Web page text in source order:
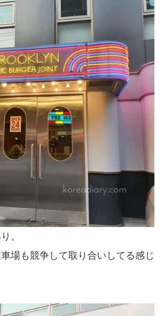
。
場も競争して取り合いしてる感じ